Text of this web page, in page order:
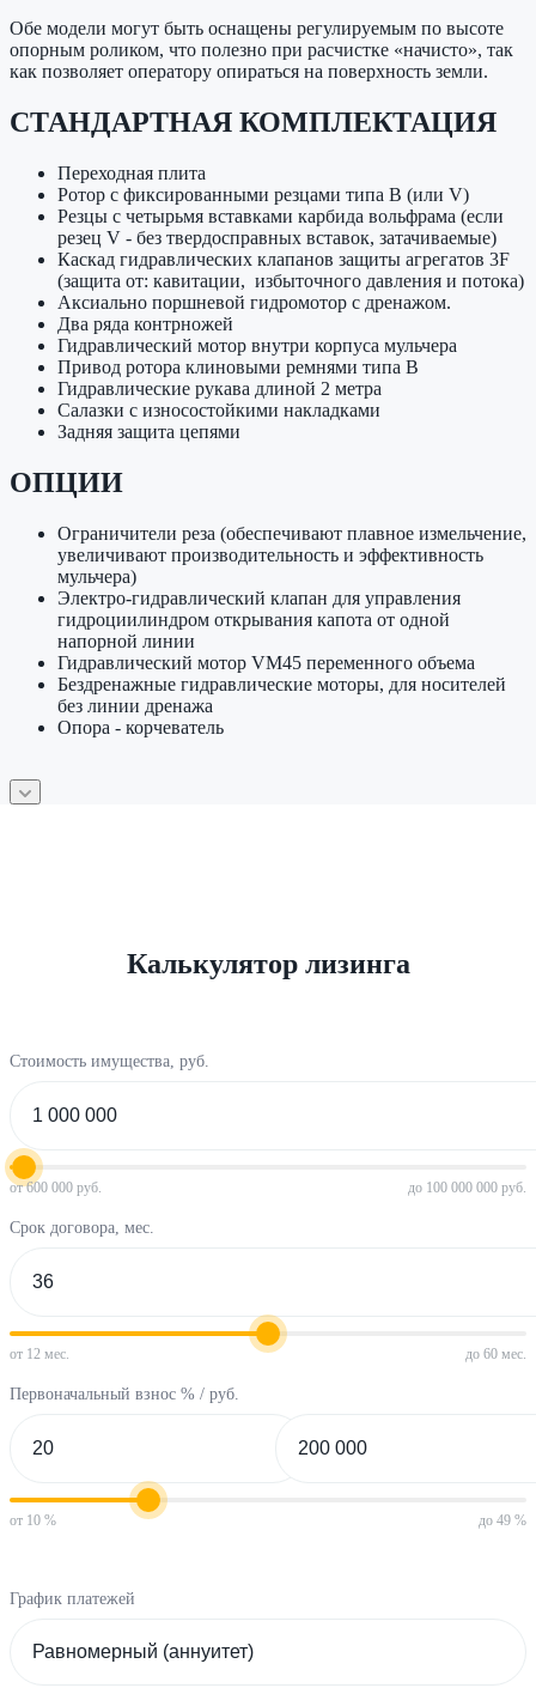
Обе модели могут быть оснащены регулируемым по высоте
опорным роликом, что полезно при расчистке «начисто», так
как позволяет оператору опираться на поверхность земли.
СТАНДАРТНАЯ КОМПЛЕКТАЦИЯ
Переходная плита
Ротор с фиксированными резцами типа B (или V)
Резцы с четырьмя вставками карбида вольфрама (если
резец V - без твердосправных вставок, затачиваемые)
Каскад гидравлических клапанов защиты агрегатов 3F
(защита от: кавитации, избыточного давления и потока)
Аксиально поршневой гидромотор с дренажом.
Два ряда контрножей
Гидравлический мотор внутри корпуса мульчера
Привод ротора клиновыми ремнями типа B
Гидравлические рукава длиной 2 метра
Салазки с износостойкими накладками
Задняя защита цепями
ОПЦИИ
Ограничители реза (обеспечивают плавное измельчение,
увеличивают производительность и эффективность
мульчера)
Электро-гидравлический клапан для управления
гидроциилиндром открывания капота от одной
напорной линии
Гидравлический мотор VM45 переменного объема
Бездренажные гидравлические моторы, для носителей
без линии дренажа
Опора - корчеватель
Калькулятор лизинга
Стоимость имущества, руб.
от 600 000 руб. до 100 000 000 руб.
Срок договора, мес.
от 12 мес. до 60 мес.
Первоначальный взнос % / руб.
от 10 % до 49 %
График платежей